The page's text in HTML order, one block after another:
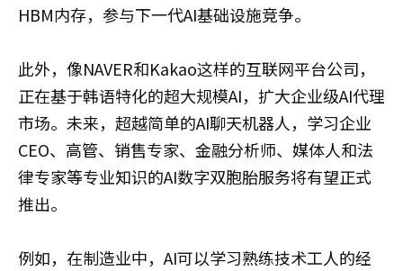
HBM内存，参与下一代AI基础设施竞争。
此外，像NAVER和Kakao这样的互联网平台公司，
正在基于韩语特化的超大规模AI，扩大企业级AI代理
市场。未来，超越简单的AI聊天机器人，学习企业
CEO、高管、销售专家、金融分析师、媒体人和法
律专家等专业知识的AI数字双胞胎服务将有望正式
推出。
例如，在制造业中，AI可以学习熟练技术工人的经